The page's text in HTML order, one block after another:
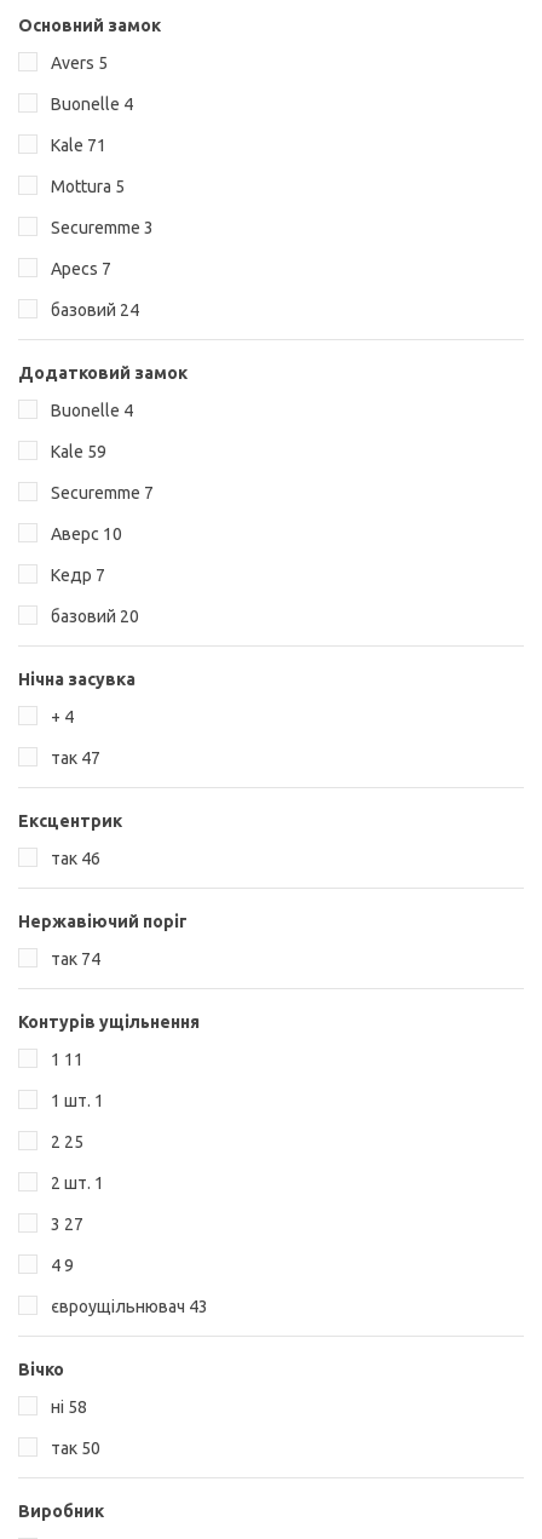
Основний замок
Avers 5
Buonelle 4
Kale 71
Mottura 5
Securemme 3
Аpecs 7
базовий 24
Додатковий замок
Buonelle 4
Kale 59
Securemme 7
Аверс 10
Кедр 7
базовий 20
Нічна засувка
+ 4
так 47
Ексцентрик
так 46
Нержавіючий поріг
так 74
Контурів ущільнення
1 11
1 шт. 1
2 25
2 шт. 1
3 27
49
євроущільнювач 43
Вічко
ні 58
так 50
Виробник